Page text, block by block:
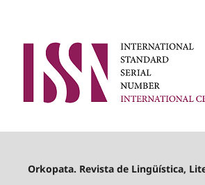
Orkopata. Revista de Lingüística,